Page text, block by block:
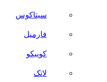
سیتاکوس
فارمیل
کوییکو
لاتک